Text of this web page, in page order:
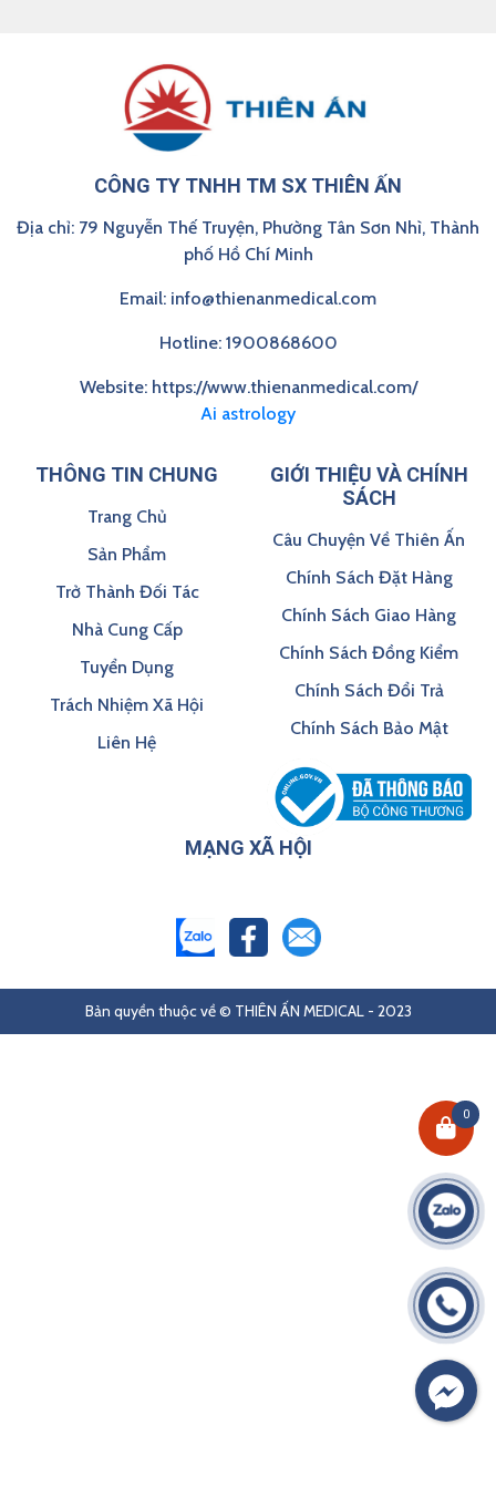
CÔNG TY TNHH TM SX THIÊN ẤN
Địa chỉ: 79 Nguyễn Thế Truyện, Phường Tân Sơn Nhì, Thành
phố Hồ Chí Minh
Email: info@thienanmedical.com
Hotline: 1900868600
Website: https://www.thienanmedical.com/
Ai astrology
THÔNG TIN CHUNG
Trang Chủ
Sản Phẩm
Trở Thành Đối Tác
Nhà Cung Cấp
Tuyển Dụng
Trách Nhiệm Xã Hội
Liên Hệ
GIỚI THIỆU VÀ CHÍNH
SÁCH
Câu Chuyện Về Thiên Ấn
Chính Sách Đặt Hàng
Chính Sách Giao Hàng
Chính Sách Đồng Kiểm
Chính Sách Đổi Trả
Chính Sách Bảo Mật
MẠNG XÃ HỘI
Bản quyền thuộc về © THIÊN ẤN MEDICAL - 2023
0